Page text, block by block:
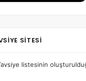
SITESI
listesinin